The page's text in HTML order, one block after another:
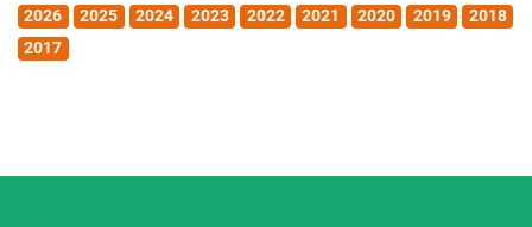
2026 2025 2024 2023 2022 2021 2020 2019
2018
2017